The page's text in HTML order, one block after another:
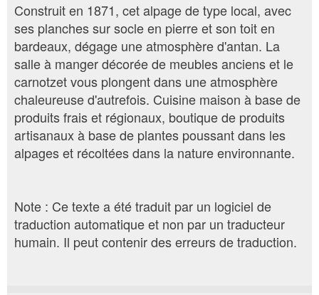
Construit en 1871, cet alpage de type local, avec
ses planches sur socle en pierre et son toit en
bardeaux, dégage une atmosphère d'antan. La
salle à manger décorée de meubles anciens et le
carnotzet vous plongent dans une atmosphère
chaleureuse d'autrefois. Cuisine maison à base de
produits frais et régionaux, boutique de produits
artisanaux à base de plantes poussant dans les
alpages et récoltées dans la nature environnante.
Note : Ce texte a été traduit par un logiciel de
traduction automatique et non par un traducteur
humain. Il peut contenir des erreurs de traduction.